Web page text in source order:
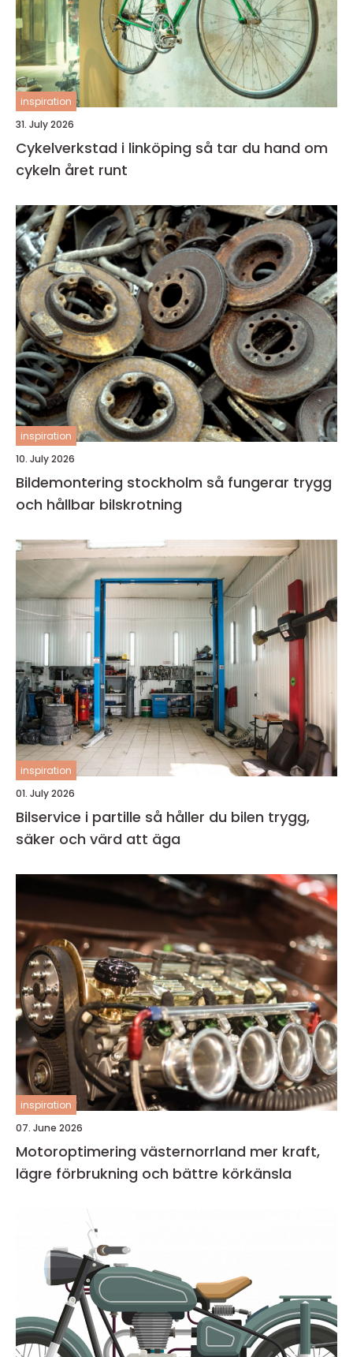
inspiration
31. July 2026
Cykelverkstad i linköping så tar du hand om
cykeln året runt
inspiration
10. July 2026
Bildemontering stockholm så fungerar trygg
och hållbar bilskrotning
inspiration
01. July 2026
Bilservice i partille så håller du bilen trygg,
säker och värd att äga
inspiration
07. June 2026
Motoroptimering västernorrland mer kraft,
lägre förbrukning och bättre körkänsla